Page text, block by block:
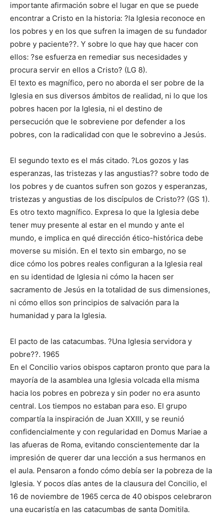
importante afirmación sobre el lugar en que se puede
encontrar a Cristo en la historia: ?la Iglesia reconoce en
los pobres y en los que sufren la imagen de su fundador
pobre y paciente??. Y sobre lo que hay que hacer con
ellos: ?se esfuerza en remediar sus necesidades y
procura servir en ellos a Cristo? (LG 8).
El texto es magnífico, pero no aborda el ser pobre de la
Iglesia en sus diversos ámbitos de realidad, ni lo que los
pobres hacen por la Iglesia, ni el destino de
persecución que le sobreviene por defender a los
pobres, con la radicalidad con que le sobrevino a Jesús.
El segundo texto es el más citado. ?Los gozos y las
esperanzas, las tristezas y las angustias?? sobre todo de
los pobres y de cuantos sufren son gozos y esperanzas,
tristezas y angustias de los discípulos de Cristo?? (GS 1).
Es otro texto magnífico. Expresa lo que la Iglesia debe
tener muy presente al estar en el mundo y ante el
mundo, e implica en qué dirección ético-histórica debe
moverse su misión. En el texto sin embargo, no se
dice cómo los pobres reales configuran a la Iglesia real
en su identidad de Iglesia ni cómo la hacen ser
sacramento de Jesús en la totalidad de sus dimensiones,
ni cómo ellos son principios de salvación para la
humanidad y para la Iglesia.
El pacto de las catacumbas. ?Una Iglesia servidora y
pobre??. 1965
En el Concilio varios obispos captaron pronto que para la
mayoría de la asamblea una Iglesia volcada ella misma
hacia los pobres en pobreza y sin poder no era asunto
central. Los tiempos no estaban para eso. El grupo
compartía la inspiración de Juan XXIII, y se reunió
confidencialmente y con regularidad en Domus Mariae a
las afueras de Roma, evitando conscientemente dar la
impresión de querer dar una lección a sus hermanos en
el aula. Pensaron a fondo cómo debía ser la pobreza de la
Iglesia. Y pocos días antes de la clausura del Concilio, el
16 de noviembre de 1965 cerca de 40 obispos celebraron
una eucaristía en las catacumbas de santa Domitila.